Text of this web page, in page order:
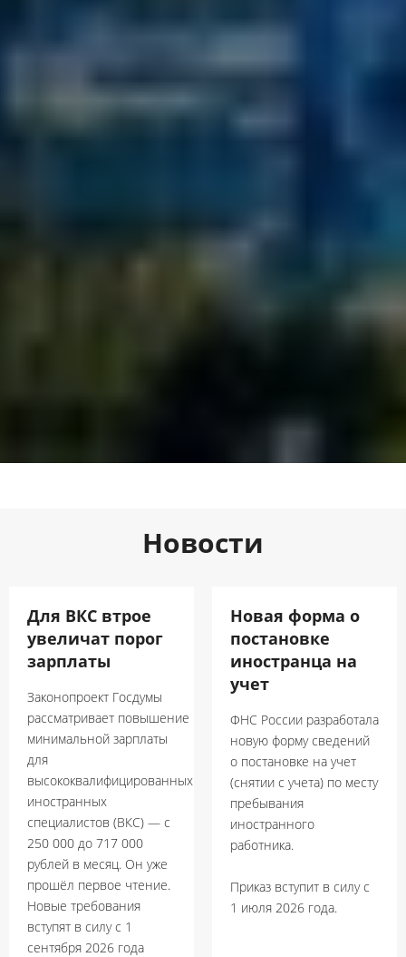
Новости
Для ВКС втрое
увеличат порог
зарплаты
Законопроект Госдумы
рассматривает повышение
минимальной зарплаты
для
высококвалифицированных
иностранных
специалистов (ВКС) — с
250 000 до 717 000
рублей в месяц. Он уже
прошёл первое чтение.
Новые требования
вступят в силу с 1
сентября 2026 года
Новая форма о
постановке
иностранца на
учет
ФНС России разработала
новую форму сведений
о постановке на учет
(снятии с учета) по месту
пребывания
иностранного
работника.
Приказ вступит в силу с
1 июля 2026 года.